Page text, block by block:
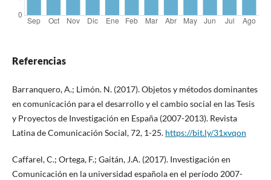
Referencias
Barranquero, A.; Limón. N. (2017). Objetos y métodos dominantes
en comunicación para el desarrollo y el cambio social en las Tesis
y Proyectos de Investigación en España (2007-2013). Revista
Latina de Comunicación Social, 72, 1-25. https://bit.ly/31xvqon
Caffarel, C.; Ortega, F.; Gaitán, J.A. (2017). Investigación en
Comunicación en la universidad española en el período 2007-